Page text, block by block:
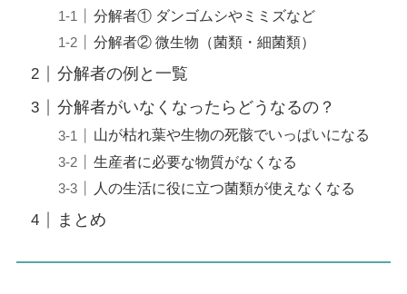
分解者① ダンゴムシやミミズなど
分解者② 微生物（菌類・細菌類）
分解者の例と一覧
分解者がいなくなったらどうなるの？
山が枯れ葉や生物の死骸でいっぱいになる
生産者に必要な物質がなくなる
人の生活に役に立つ菌類が使えなくなる
まとめ